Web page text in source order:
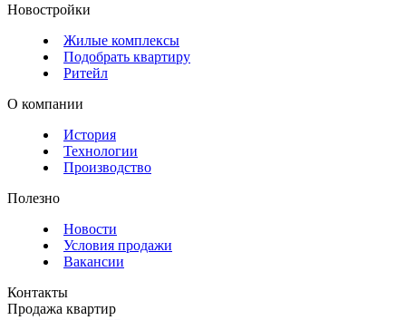
Новостройки
Жилые комплексы
Подобрать квартиру
Ритейл
О компании
История
Технологии
Производство
Полезно
Новости
Условия продажи
Вакансии
Контакты
Продажа квартир